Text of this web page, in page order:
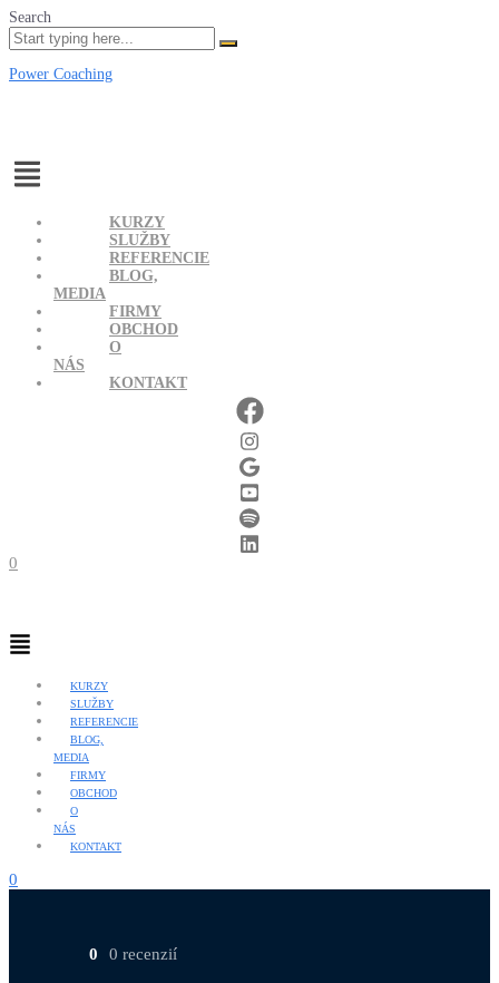
Search
Power Coaching
Menu
KURZY
SLUŽBY
REFERENCIE
BLOG,
MEDIA
FIRMY
OBCHOD
O
NÁS
KONTAKT
0
Menu
KURZY
SLUŽBY
REFERENCIE
BLOG,
MEDIA
FIRMY
OBCHOD
O
NÁS
KONTAKT
0
0 0 recenzií